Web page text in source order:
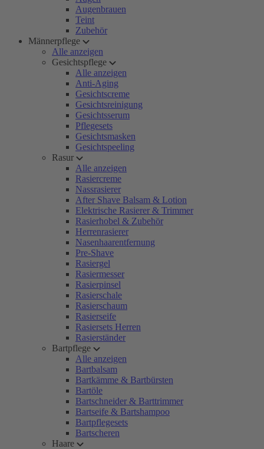
Augenbrauen
Teint
Zubehör
Männerpflege
Alle anzeigen
Gesichtspflege
Alle anzeigen
Anti-Aging
Gesichtscreme
Gesichtsreinigung
Gesichtsserum
Pflegesets
Gesichtsmasken
Gesichtspeeling
Rasur
Alle anzeigen
Rasiercreme
Nassrasierer
After Shave Balsam & Lotion
Elektrische Rasierer & Trimmer
Rasierhobel & Zubehör
Herrenrasierer
Nasenhaarentfernung
Pre-Shave
Rasiergel
Rasiermesser
Rasierpinsel
Rasierschale
Rasierschaum
Rasierseife
Rasiersets Herren
Rasierständer
Bartpflege
Alle anzeigen
Bartbalsam
Bartkämme & Bartbürsten
Bartöle
Bartschneider & Barttrimmer
Bartseife & Bartshampoo
Bartpflegesets
Bartscheren
Haare